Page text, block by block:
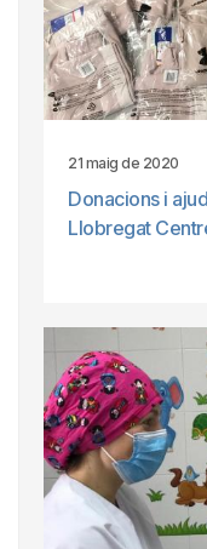
21 maig de 2020
Donacions i
Llobregat